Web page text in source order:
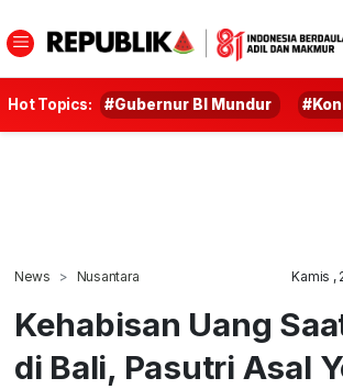
Hot Topics: #Gubernur BI Mundur
News Nusantara Kamis ,
Kehabisan Uang
di Bali, Pasutri Asal